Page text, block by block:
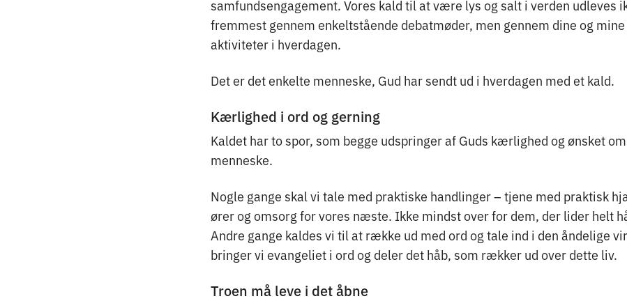
samfundsengagement. Vores kald til at være lys og salt i verden udleves
fremmest gennem enkeltstående debatmøder, men gennem dine og
aktiviteter i hverdagen.
Det er det enkelte menneske, Gud har sendt ud i hverdagen med et kald.
Kærlighed i ord og gerning
Kaldet har to spor, som begge udspringer af Guds kærlighed og ønsket
menneske.
Nogle gange skal vi tale med praktiske handlinger – tjene med praktisk
ører og omsorg for vores næste. Ikke mindst over for dem, der lider helt
Andre gange kaldes vi til at række ud med ord og tale ind i den åndelige
bringer vi evangeliet i ord og deler det håb, som rækker ud over dette liv.
Troen må leve i det åbne